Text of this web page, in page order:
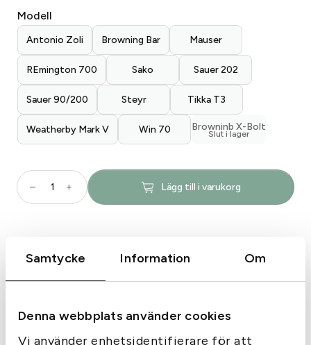
Samtycke Information Om
Denna webbplats använder cookies
Vi använder enhetsidentifierare för att
Modell
Antonio Zoli
Browninb X-Bolt
Browning Bar Mauser
REmington 700 Sako Sauer 202
Sauer 90/200 Steyr Tikka T3
Weatherby Mark V Win 70
L
e
d
R
– + Lägg till i varukorg
Produktbeskrivning
Leupold Quick Release (QR) –
Snabbmonterade skenor och ringar
Leupold QR‑systemet gör det möjligt att snabbt ta